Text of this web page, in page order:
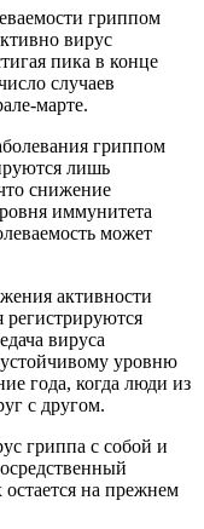
гриппом
вирус
пика в конце
случаев
марте.
гриппом
лишь
снижение
иммунитета
может
активности
регистрируются
вируса
уровню
года, когда люди из
с другом.
гриппа с собой и
остается на прежнем